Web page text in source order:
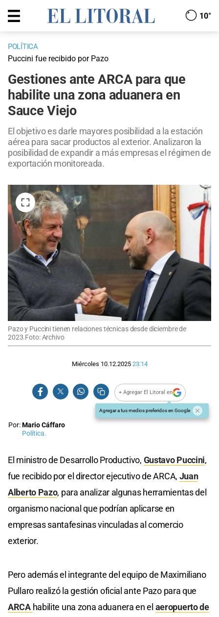
10°
POLÍTICA
Puccini fue recibido por Pazo
Gestiones ante ARCA para que
habilite una zona aduanera en
Sauce Viejo
El objetivo es darle mayores posibilidad a la estación
aérea para sacar productos al exterior. Analizaron la
posibilidad de expandir a más empresas el régimen de
exportación monitoreada.
Pazo y Puccini tienen relaciones técnicas desde diciembre de
2023.Foto: Archivo
Miércoles 10.12.2025 23:14
+ Agregar El Litoral en
Agregar a tus medios preferidos en Google
Por:Mario Cáffaro
Política.
El ministro de Desarrollo Productivo, Gustavo Puccini,
fue recibido por el director ejecutivo de ARCA, Juan
Alberto Pazo, para analizar algunas herramientas del
organismo nacional que podrían aplicarse en
empresas santafesinas vinculadas al comercio
exterior.
Pero además el integrante del equipo de Maximiliano
Pullaro realizó la gestión oficial ante Pazo para que
ARCA habilite una zona aduanera en el aeropuerto de